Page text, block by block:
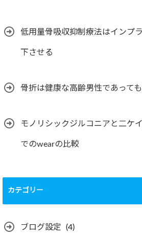
低用量骨吸収抑制療法はインプ
下させる
骨折は健康な高齢男性であって
モノリシックジルコニアと二ケ
でのwearの比較
カテゴリー
ブログ設定 (4)